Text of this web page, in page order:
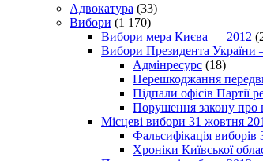
Адвокатура (33)
Вибори (1 170)
Вибори мера Києва — 2012
Вибори Президента
Адмінресурс (18)
Перешкоджання
Підпали офісів Партії
Порушення закону про
Місцеві вибори 31 жовтня
Фальсифікація
Хроніки Київської